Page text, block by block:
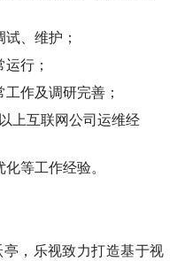
、维护；
行；
作及调研完善；
上互联网公司运维经
等工作经验。
，乐视致力打造基于视